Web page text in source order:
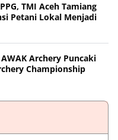
TMI Aceh Tamiang
Petani Lokal Menjadi
Archery Puncaki
Championship